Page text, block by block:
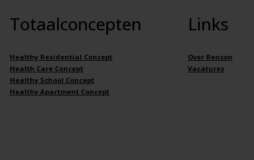
Totaalconcepten
Healthy Residential Concept
Health Care Concept
Healthy School Concept
Healthy Apartment Concept
Links
Over Renson
Vacatures